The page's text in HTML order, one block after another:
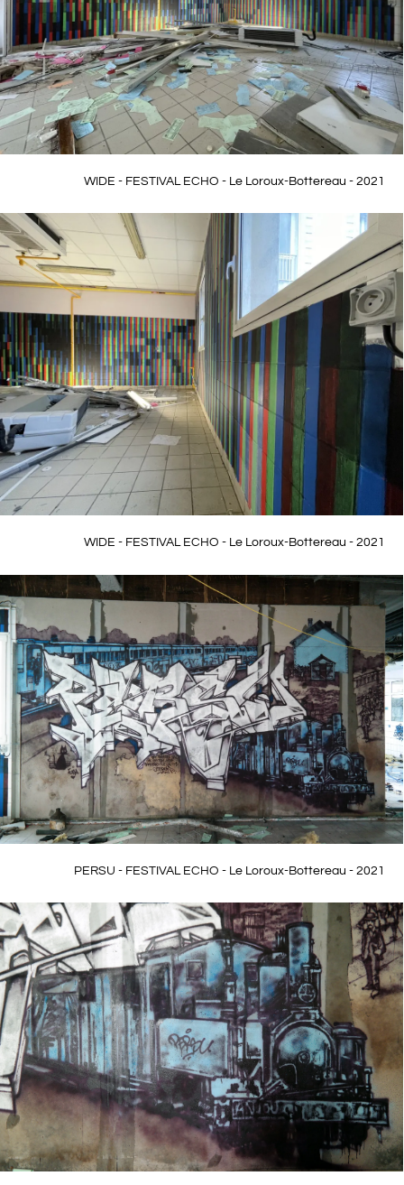
WIDE - FESTIVAL ECHO - Le Loroux-Bottereau - 2021
WIDE - FESTIVAL ECHO - Le Loroux-Bottereau - 2021
PERSU - FESTIVAL ECHO - Le Loroux-Bottereau - 2021